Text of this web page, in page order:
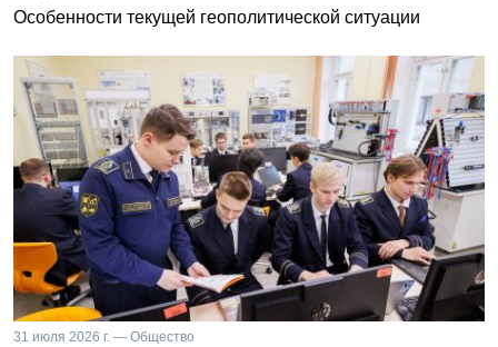
Особенности текущей геополитической ситуации
31 июля 2026 г. — Общество